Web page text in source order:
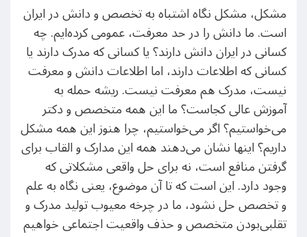
مشکل، مشکل نگاه اشتباه به تخصص و دانش در ایران
است. ما دانش را در حد معرفت، عمومی کرده‌ایم. چه
کسانی در ایران دانش دارند؟ یا کسانی که مدرک دارند یا
کسانی که اطلاعات دارند، اما اطلاعات دانش و معرفت
نیست، مدرک هم معرفت نیست. ریشه حمله به
آموزش عالی کجاست؟ ما این همه متخصص و دکتر
می‌خواستیم؟ اگر می‌خواستیم، چرا هنوز این همه مشکل
داریم؟ اینها نشان می‌دهند همه این مدارک و القاب برای
گرفتن منافع است، نه برای حل واقعی مشکلاتی که
وجود دارد. این است که تا آن موضوع، یعنی نگاه به علم
و تخصص حل نشود، ما در چرخه معیوب تولید مدرک و
تقلبی‌بودن متخصص و حذف واقعیت اجتماعی خواهیم